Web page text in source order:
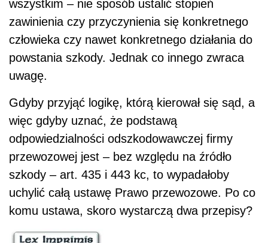
wszystkim – nie sposób ustalić stopień
zawinienia czy przyczynienia się konkretnego
człowieka czy nawet konkretnego działania do
powstania szkody. Jednak co innego zwraca
uwagę.
Gdyby przyjąć logikę, którą kierował się sąd, a
więc gdyby uznać, że podstawą
odpowiedzialności odszkodowawczej firmy
przewozowej jest – bez względu na źródło
szkody – art. 435 i 443 kc, to wypadałoby
uchylić całą ustawę Prawo przewozowe. Po co
komu ustawa, skoro wystarczą dwa przepisy?